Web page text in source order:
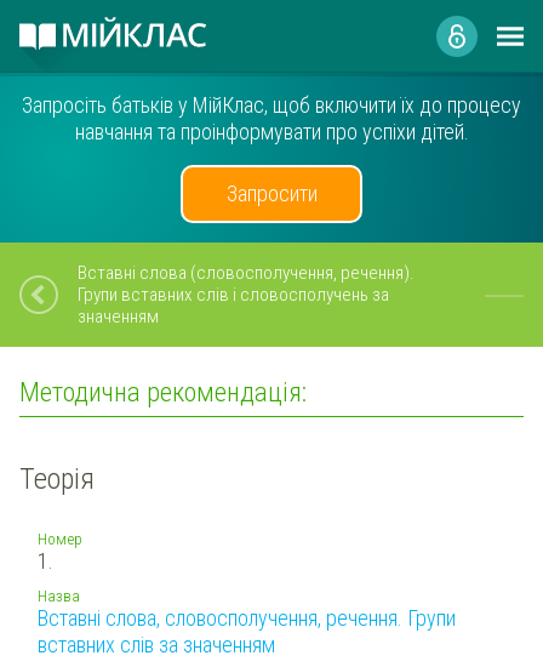
Запросіть батьків у МійКлас, щоб включити їх до процесу
навчання та проінформувати про успіхи дітей.
Запросити
Вставні слова (словосполучення, речення).
Групи вставних слів і словосполучень за
значенням
Методична рекомендація:
Теорія
Номер
1.
Назва
Вставні слова, словосполучення, речення. Групи
вставних слів за значенням